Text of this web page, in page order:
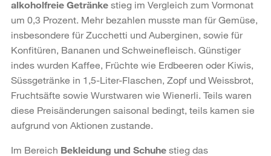
alkoholfreie Getränke stieg im Vergleich zum Vormonat
um 0,3 Prozent. Mehr bezahlen musste man für Gemüse,
insbesondere für Zucchetti und Auberginen, sowie für
Konfitüren, Bananen und Schweinefleisch. Günstiger
indes wurden Kaffee, Früchte wie Erdbeeren oder Kiwis,
Süssgetränke in 1,5-Liter-Flaschen, Zopf und Weissbrot,
Fruchtsäfte sowie Wurstwaren wie Wienerli. Teils waren
diese Preisänderungen saisonal bedingt, teils kamen sie
aufgrund von Aktionen zustande.
Im Bereich Bekleidung und Schuhe stieg das